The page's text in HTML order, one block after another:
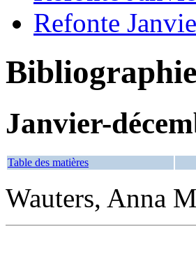
Refonte
Janvier-
Table des matières
Wauters, Anna